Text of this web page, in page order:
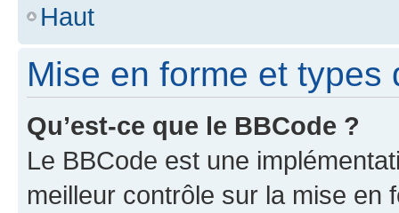
Haut
Mise en forme et types
Qu’est-ce que le BBCode ?
Le BBCode est une
meilleur contrôle sur la mise en